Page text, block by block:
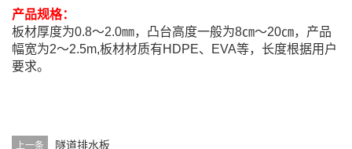
产品规格：
板材厚度为0.8～2.0㎜，凸台高度一般为8㎝～20㎝，产品
幅宽为2～2.5m,板材材质有HDPE、EVA等，长度根据用户
要求。
上一条 隧道排水板